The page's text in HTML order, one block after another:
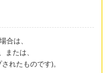
合は、
たは、
れたものです)。